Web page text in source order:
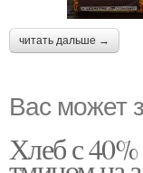
читать дальше →
Вас может
Хлеб с